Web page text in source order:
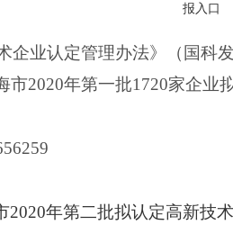
报入口
认定管理办法》（国科发
市2020年第一批1720家企
2020年第二批拟认定高新技